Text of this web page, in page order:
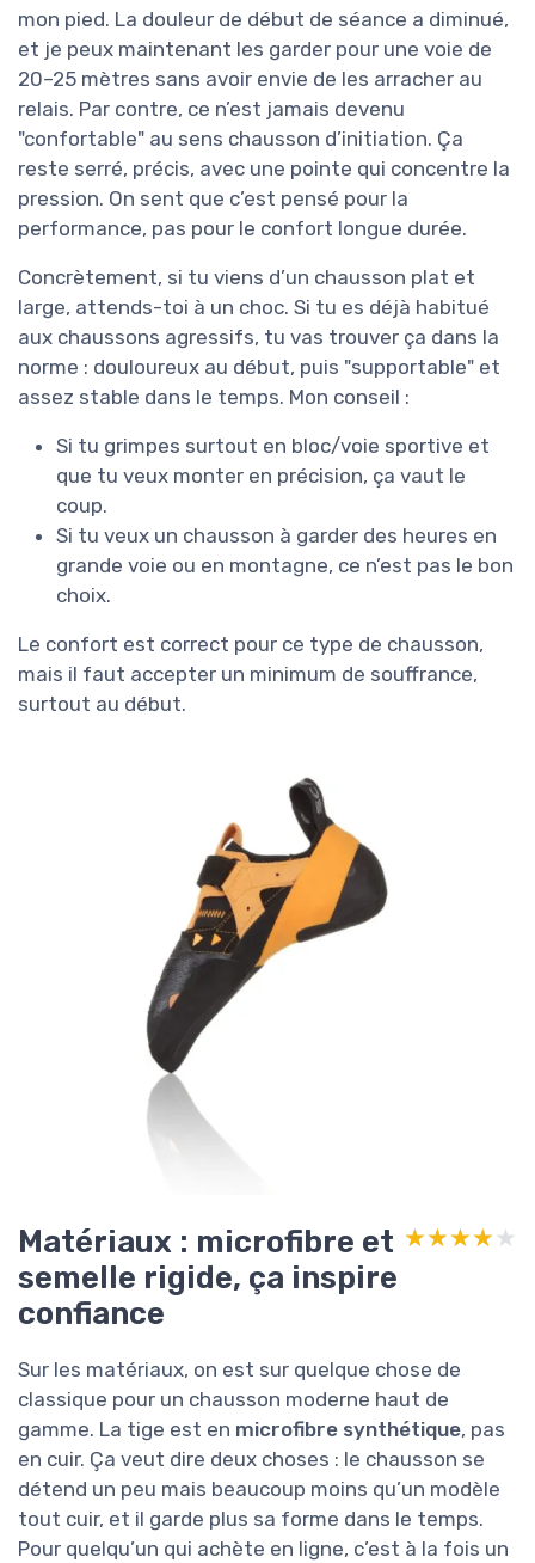
mon pied. La douleur de début de séance a diminué,
et je peux maintenant les garder pour une voie de
20–25 mètres sans avoir envie de les arracher au
relais. Par contre, ce n’est jamais devenu
"confortable" au sens chausson d’initiation. Ça
reste serré, précis, avec une pointe qui concentre la
pression. On sent que c’est pensé pour la
performance, pas pour le confort longue durée.
Concrètement, si tu viens d’un chausson plat et
large, attends-toi à un choc. Si tu es déjà habitué
aux chaussons agressifs, tu vas trouver ça dans la
norme : douloureux au début, puis "supportable" et
assez stable dans le temps. Mon conseil :
Si tu grimpes surtout en bloc/voie sportive et
que tu veux monter en précision, ça vaut le
coup.
Si tu veux un chausson à garder des heures en
grande voie ou en montagne, ce n’est pas le bon
choix.
Le confort est correct pour ce type de chausson,
mais il faut accepter un minimum de souffrance,
surtout au début.
Matériaux : microfibre et
semelle rigide, ça inspire
confiance
★★★★★
★★★★★
Sur les matériaux, on est sur quelque chose de
classique pour un chausson moderne haut de
gamme. La tige est en microfibre synthétique, pas
en cuir. Ça veut dire deux choses : le chausson se
détend un peu mais beaucoup moins qu’un modèle
tout cuir, et il garde plus sa forme dans le temps.
Pour quelqu’un qui achète en ligne, c’est à la fois un